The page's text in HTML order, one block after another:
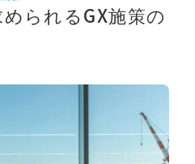
られるGX施策の